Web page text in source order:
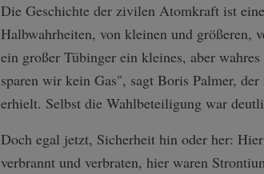
Die Geschichte der zivilen Atomkraft ist
Halbwahrheiten, von kleinen und größeren,
ein großer Tübinger ein kleines, aber
sparen wir kein Gas", sagt Boris Palmer,
erhielt. Selbst die Wahlbeteiligung war
Doch egal jetzt, Sicherheit hin oder her:
verbrannt und verbraten, hier waren